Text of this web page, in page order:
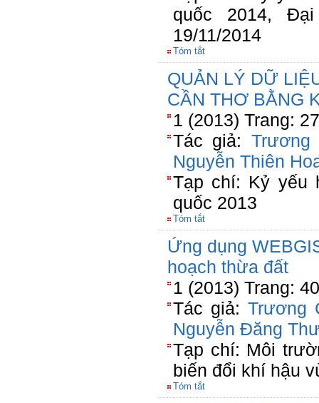
quốc 2014,
19/11/2014
Tóm tắt
QUẢN LÝ DỮ
CẦN THƠ BẰNG
1 (2013) Trang:
Tác giả: Trương
Nguyễn Thiên
Tạp chí: Kỷ yếu
quốc 2013
Tóm tắt
Ứng dụng
hoạch thừa đất
1 (2013) Trang:
Tác giả: Trương
Nguyễn Đăng
Tạp chí: Môi
biến đổi khí hậu
Tóm tắt